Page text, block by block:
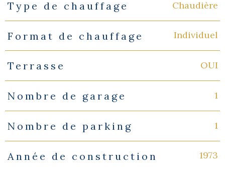
Type de chauffage Chaudière
Format de chauffage Individuel
Terrasse OUI
Nombre de garage 1
Nombre de parking 1
Année de construction 1973